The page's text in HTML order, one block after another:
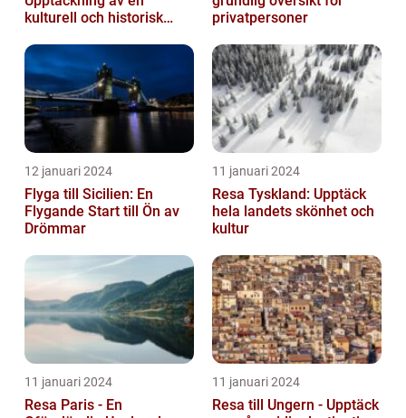
kulturell och historisk
privatpersoner
12 januari 2024
Flyga till Sicilien: En
Flygande Start till Ön av
Drömmar
11 januari 2024
Resa Tyskland: Upptäck
hela landets skönhet och
kultur
11 januari 2024
Resa Paris - En
11 januari 2024
Resa till Ungern - Upptäck